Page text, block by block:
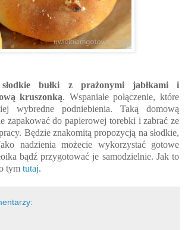
słodkie bułki z prażonymi jabłkami i
kruszonką. Wspaniałe połączenie, które
wybredne podniebienia. Taką domową
zapakować do papierowej torebki i zabrać ze
Będzie znakomitą propozycją na słodkie,
nadzienia możecie wykorzystać gotowe
bądź przygotować je samodzielnie. Jak to
tym tutaj.